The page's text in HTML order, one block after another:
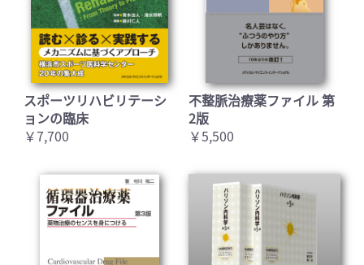
スポーツリハビリテーシ
ョンの臨床
￥7,700
不整脈治療薬ファイル 第
2版
￥5,500